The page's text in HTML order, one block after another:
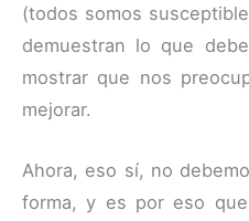
(todos somos
demuestran lo que
mostrar que nos
mejorar.
Ahora, eso sí, no
forma, y es por eso